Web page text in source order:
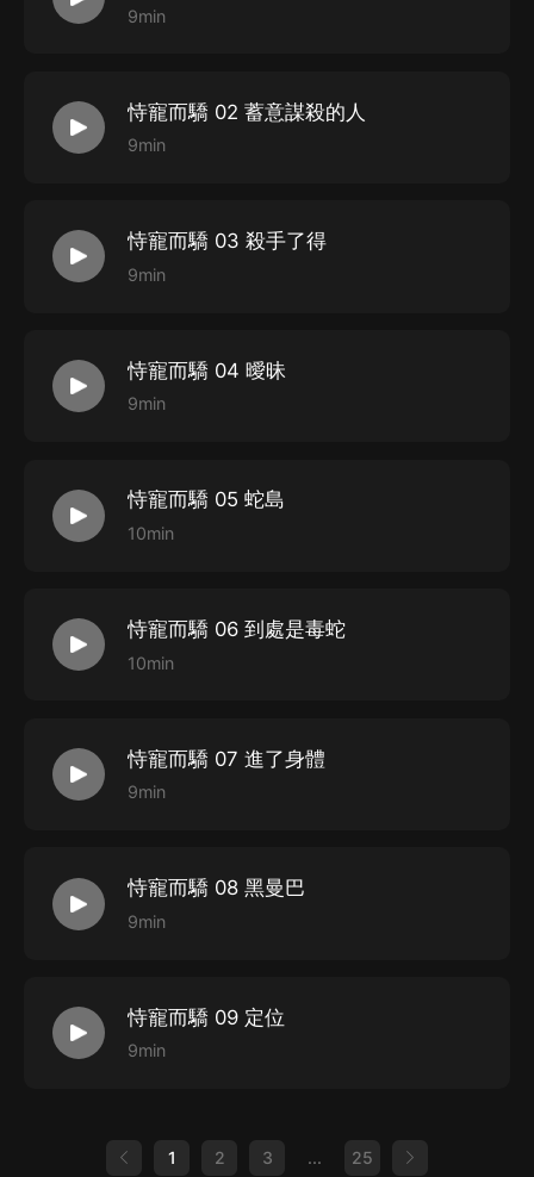
9min
恃寵而驕 02 蓄意謀殺的人
9min
恃寵而驕 03 殺手了得
9min
恃寵而驕 04 曖昧
9min
恃寵而驕 05 蛇島
10min
恃寵而驕 06 到處是毒蛇
10min
恃寵而驕 07 進了身體
9min
恃寵而驕 08 黑曼巴
9min
恃寵而驕 09 定位
9min
1 2 3 ... 25